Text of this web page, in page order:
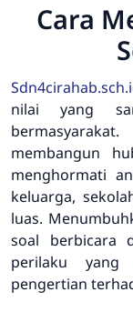
Cara
nilai yang
membangun
menghormati
keluarga,
luas.
soal berbicara
perilaku
pengertian